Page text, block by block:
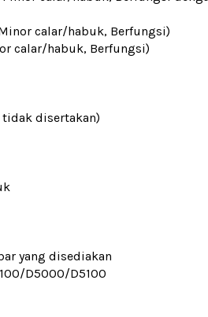
calar/habuk, Berfungsi)
calar/habuk, Berfungsi)
disertakan)
yang disediakan
D5000/D5100